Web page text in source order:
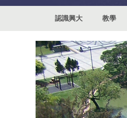
認識興大 教學